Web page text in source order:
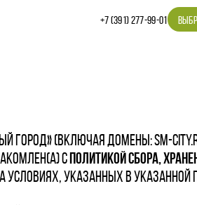
+7 (391) 277‒99‒01
Город» (включая домены: sm-
сПолитикой сбора,
указанных в указанной